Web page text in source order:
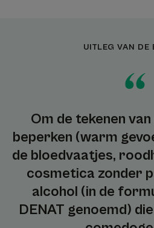
UITLEG VAN DE
Om de tekenen
beperken (warm
de bloedvaatjes,
cosmetica zonder
alcohol (in de
DENAT genoemd)